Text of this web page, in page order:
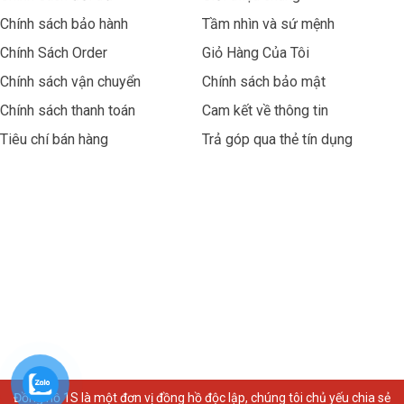
Liên hệ với chúng tôi ngay hotline/zalo: 070720688. Đồng Hồ
1S sẽ tư vấn, và lựa chọn cho Quý khách những mẫu đồng hồ
phù hợp nhất với giá cả tốt nhất có thể.
Chính sách bảo hành
Chính Sách Order
Chính sách vận chuyển
Chính sách thanh toán
Tiêu chí bán hàng
Tầm nhìn và sứ mệnh
Giỏ Hàng Của Tôi
Chính sách bảo mật
Cam kết về thông tin
Trả góp qua thẻ tín dụng
Đồng hồ 1S là một đơn vị đồng hồ độc lập, chúng tôi chủ yếu chia sẻ